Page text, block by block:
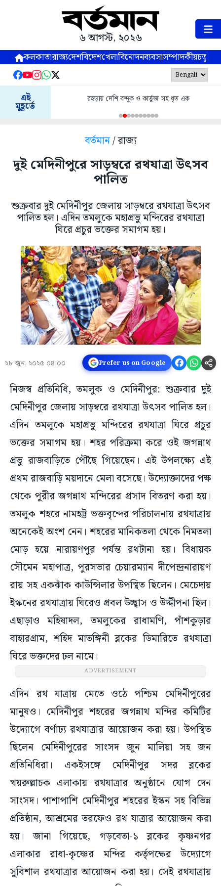
৬ আগস্ট, ২০২৬
কলকাতারাজ্যদেশবিদেশখেলাবিনোদনব্যবসাসম্পাদকীয়
এই
মুহূর্তে
রহড়ায় দেশি বন্দুক ও কার্তুজ সহ ধৃত এক
বর্তমান/ রাজ্য
দুই মেদিনীপুরে সাড়ম্বরে রথযাত্রা উৎসব
পালিত
শুক্রবার দুই মেদিনীপুর জেলায় সাড়ম্বরে রথযাত্রা উৎসব
পালিত হল। এদিন তমলুকে মহাপ্রভু মন্দিরের রথযাত্রা
ঘিরে প্রচুর ভক্তের সমাগম হয়।
২৮ জুন, ২০২৫ ০৪:০০ Prefer us on Google
নিজস্ব প্রতিনিধি, তমলুক ও মেদিনীপুর: শুক্রবার দুই
মেদিনীপুর জেলায় সাড়ম্বরে রথযাত্রা উৎসব পালিত হল।
এদিন তমলুকে মহাপ্রভু মন্দিরের রথযাত্রা ঘিরে প্রচুর
ভক্তের সমাগম হয়। শহর পরিক্রমা করে ওই জগন্নাথ
প্রভু রাজবাড়িতে পৌঁছে গিয়েছেন। এই উপলক্ষ্যে এই
প্রথম রাজবাড়ি ময়দানে মেলা বসেছে। উদ্যোক্তাদের পক্ষ
থেকে পুরীর জগন্নাথ মন্দিরের প্রসাদ বিতরণ করা হয়।
তমলুক শহরে নামহট্ট ভক্তবৃন্দের পরিচালনায় রথযাত্রায়
অনেকেই অংশ নেন। শহরের মানিকতলা থেকে নিমতলা
মোড় হয়ে নারায়ণপুর পর্যন্ত রথটানা হয়। বিধায়ক
সৌমেন মহাপাত্র, পুরসভার চেয়ারম্যান দীপেন্দ্রনারায়ণ
রায় সহ একঝাঁক কাউন্সিলার উপস্থিত ছিলেন। মেচেদায়
ইস্কনের রথযাত্রায় ঘিরেও প্রবল উচ্ছ্বাস ও উদ্দীপনা ছিল।
এছাড়াও মহিষাদল, তমলুকের রাধামণি, পাঁশকুড়ার
বাহারগ্রাম, শহিদ মাতঙ্গিনী ব্লকের ডিমারিতে রথযাত্রা
ঘিরে ভক্তদের ঢল নামে।
ADVERTISEMENT
এদিন রথ যাত্রায় মেতে ওঠে পশ্চিম মেদিনীপুরের
মানুষও। মেদিনীপুর শহরের জগন্নাথ মন্দির কমিটির
উদ্যোগে বর্ণাঢ্য রথযাত্রার আয়োজন করা হয়। উপস্থিত
ছিলেন মেদিনীপুরের সাংসদ জুন মালিয়া সহ জন
প্রতিনিধিরা। একইসঙ্গে মেদিনীপুর সদর ব্লকের
খয়রুল্লাচক এলাকায় রথযাত্রার অনুষ্ঠানে যোগ দেন
সাংসদ। পাশাপাশি মেদিনীপুর শহরের ইস্কন সহ বিভিন্ন
প্রতিষ্ঠান, আশ্রমের তরফেও রথ যাত্রার আয়োজন করা
হয়। জানা গিয়েছে, গড়বেতা-১ ব্লকের কৃষ্ণনগর
এলাকার রাধা-কৃষ্ণের মন্দির কর্তৃপক্ষের উদ্যোগে
সুবিশাল রথযাত্রার আয়োজন করা হয়। সেই রথযাত্রায়